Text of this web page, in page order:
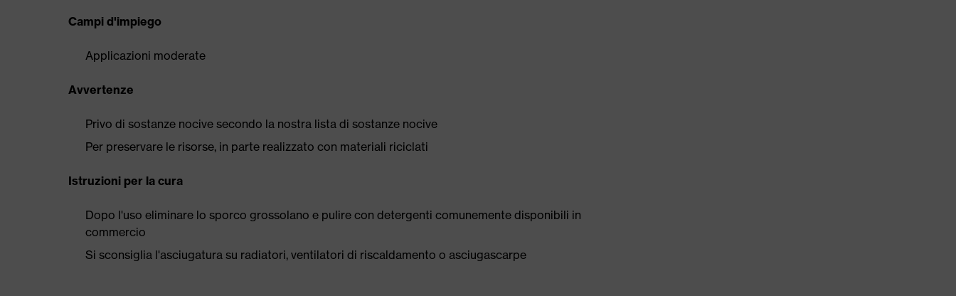
Campi d'impiego
Applicazioni moderate
Avvertenze
Privo di sostanze nocive secondo la nostra lista di sostanze nocive
Per preservare le risorse, in parte realizzato con materiali riciclati
Istruzioni per la cura
Dopo l'uso eliminare lo sporco grossolano e pulire con detergenti comunemente disponibili in
commercio
Si sconsiglia l'asciugatura su radiatori, ventilatori di riscaldamento o asciugascarpe